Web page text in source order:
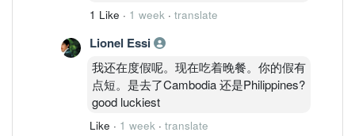
1 Like · 1 week · translate
Lionel Essi
我还在度假呢。现在吃着晚餐。你的假有
点短。是去了Cambodia 还是Philippines?
good luckiest
Like · 1 week · translate